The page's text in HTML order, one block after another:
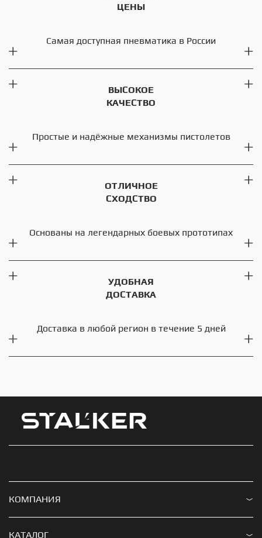
ЦЕНЫ
Самая доступная пневматика в России
ВЫСОКОЕ
КАЧЕСТВО
Простые и надёжные механизмы пистолетов
ОТЛИЧНОЕ
СХОДСТВО
Основаны на легендарных боевых прототипах
УДОБНАЯ
ДОСТАВКА
Доставка в любой регион в течение 5 дней
КОМПАНИЯ
КАТАЛОГ